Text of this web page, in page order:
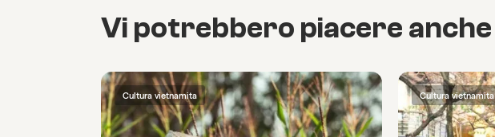
Vi potrebbero piacere anche
Cultura vietnamita Cultura vietnamita